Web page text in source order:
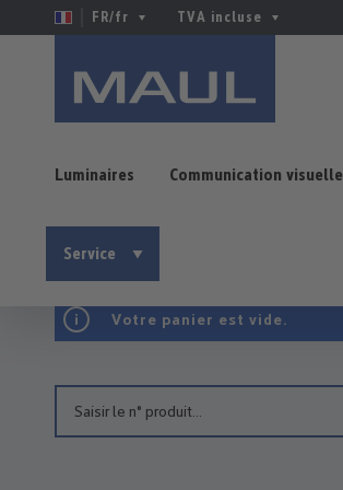
Passer au contenu principal
FR/fr TVA incluse
Luminaires Communication visuelle
Service
Votre panier est vide.